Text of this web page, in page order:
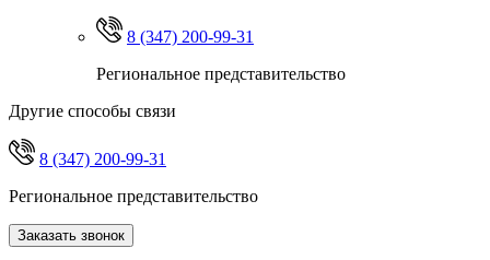
8 (347) 200-99-31
Региональное представительство
Другие способы связи
8 (347) 200-99-31
Региональное представительство
Заказать звонок